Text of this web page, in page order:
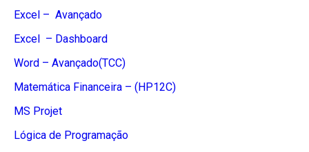
Excel – Avançado
Excel – Dashboard
Word – Avançado(TCC)
Matemática Financeira – (HP12C)
MS Projet
Lógica de Programação